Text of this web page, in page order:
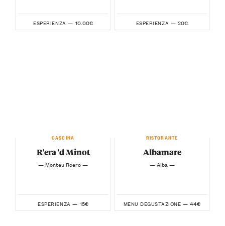
ESPERIENZA — 10.00€ ESPERIENZA — 20€
CASCINA
R'era 'd Minot
— Monteu Roero —
ESPERIENZA — 15€
RISTORANTE
Albamare
— Alba —
MENU DEGUSTAZIONE — 44€